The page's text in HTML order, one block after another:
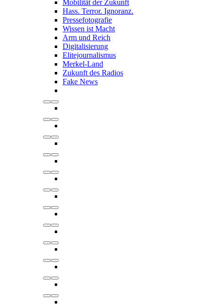
Mobilität der Zukunft
Hass. Terror. Ignoranz.
Pressefotografie
Wissen ist Macht
Arm und Reich
Digitalisierung
Elitejournalismus
Merkel-Land
Zukunft des Radios
Fake News